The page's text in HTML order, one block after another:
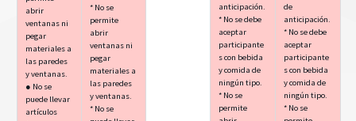
abrir
ventanas ni
pegar
materiales a
las paredes
y ventanas.
● No se
puede llevar
artículos
* No se
permite
abrir
ventanas ni
pegar
materiales a
las paredes
y ventanas.
* No se
anticipación.
* No se debe
aceptar
participante
s con bebida
y comida de
ningún tipo.
* No se
permite
de
anticipación.
* No se debe
aceptar
participante
s con bebida
y comida de
ningún tipo.
* No se